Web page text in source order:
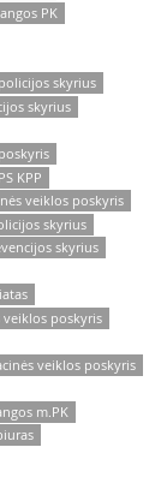
PK
skyrius
skyrius
KPP
veiklos poskyris
skyrius
skyrius
veiklos poskyris
veiklos poskyris
m.PK